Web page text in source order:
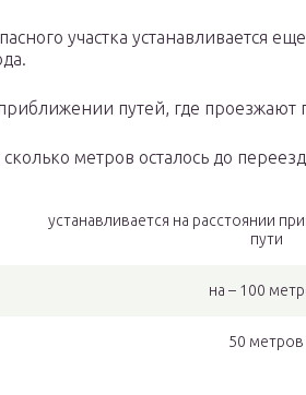
участка устанавливается
путей, где проезжают
метров осталось до
устанавливается на расстоянии
пути
на – 100
50 метров